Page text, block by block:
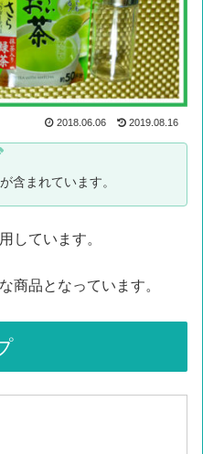
2018.06.06 2019.08.16
含まれています。
しています。
商品となっています。